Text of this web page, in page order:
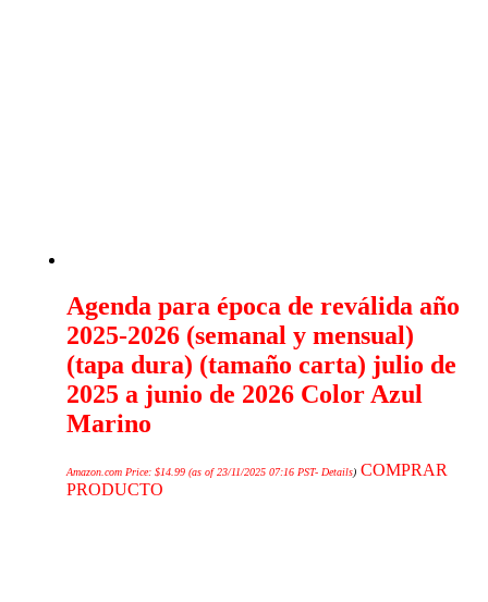
Agenda para época de reválida año
2025-2026 (semanal y mensual)
(tapa dura) (tamaño carta) julio de
2025 a junio de 2026 Color Azul
Marino
Amazon.com Price:$14.99 (as of 23/11/2025 07:16 PST- Details) COMPRAR
PRODUCTO